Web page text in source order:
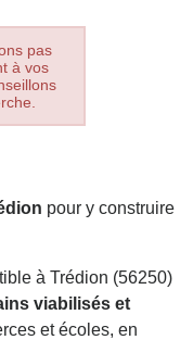
pas
à vos
pour y construire
à Trédion (56250)
viabilisés et
et écoles, en